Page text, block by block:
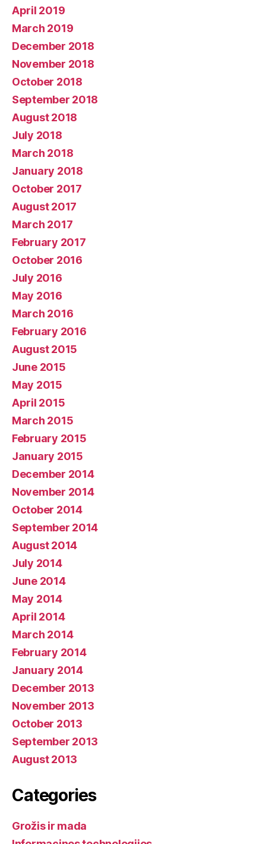
April 2019
March 2019
December 2018
November 2018
October 2018
September 2018
August 2018
July 2018
March 2018
January 2018
October 2017
August 2017
March 2017
February 2017
October 2016
July 2016
May 2016
March 2016
February 2016
August 2015
June 2015
May 2015
April 2015
March 2015
February 2015
January 2015
December 2014
November 2014
October 2014
September 2014
August 2014
July 2014
June 2014
May 2014
April 2014
March 2014
February 2014
January 2014
December 2013
November 2013
October 2013
September 2013
August 2013
Categories
Grožis ir mada